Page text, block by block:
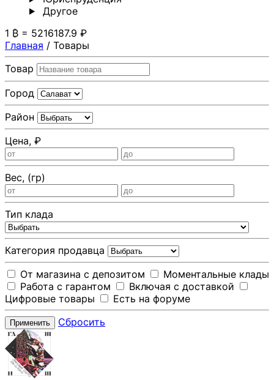
Другoе
1 ₿ = 5216187.9 ₽
Главная / Товары
Товар
Город
Район
Цена, ₽
Вес, (гр)
Тип клада
Категория продавца
От магазина с депозитом
Моментальные клады
Работа с гарантом
Включая с доставкой
Цифровые товары
Есть на форуме
Применить Сбросить